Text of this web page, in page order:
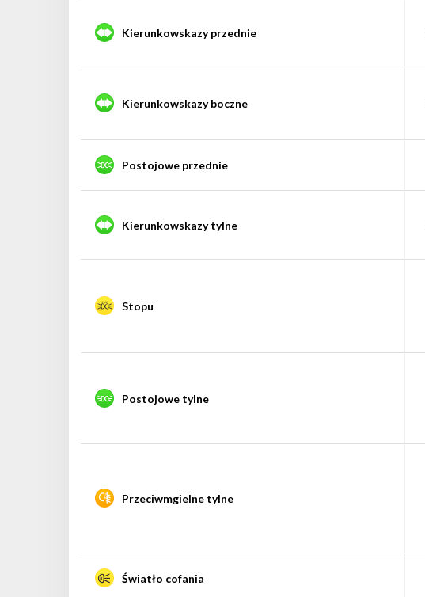
Kierunkowskazy przednie
Kierunkowskazy boczne
Postojowe przednie
Kierunkowskazy tylne
Stopu
Postojowe tylne
Przeciwmgielne tylne
Światło cofania